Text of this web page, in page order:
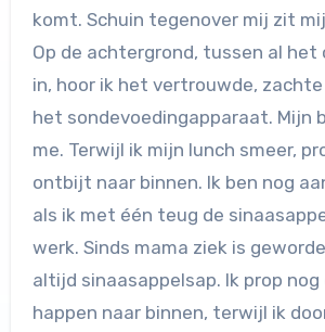
komt. Schuin tegenover mij zit
Op de achtergrond, tussen al
in, hoor ik het vertrouwde,
het sondevoedingapparaat. Mijn
me. Terwijl ik mijn lunch smeer,
ontbijt naar binnen. Ik ben nog
als ik met één teug de
werk. Sinds mama ziek is
altijd sinaasappelsap. Ik prop nog
happen naar binnen, terwijl ik